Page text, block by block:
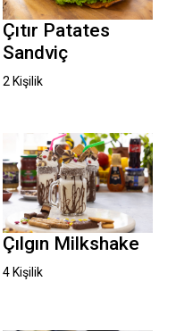
Çıtır Patates
Sandviç
2 Kişilik
Çılgın Milkshake
4 Kişilik